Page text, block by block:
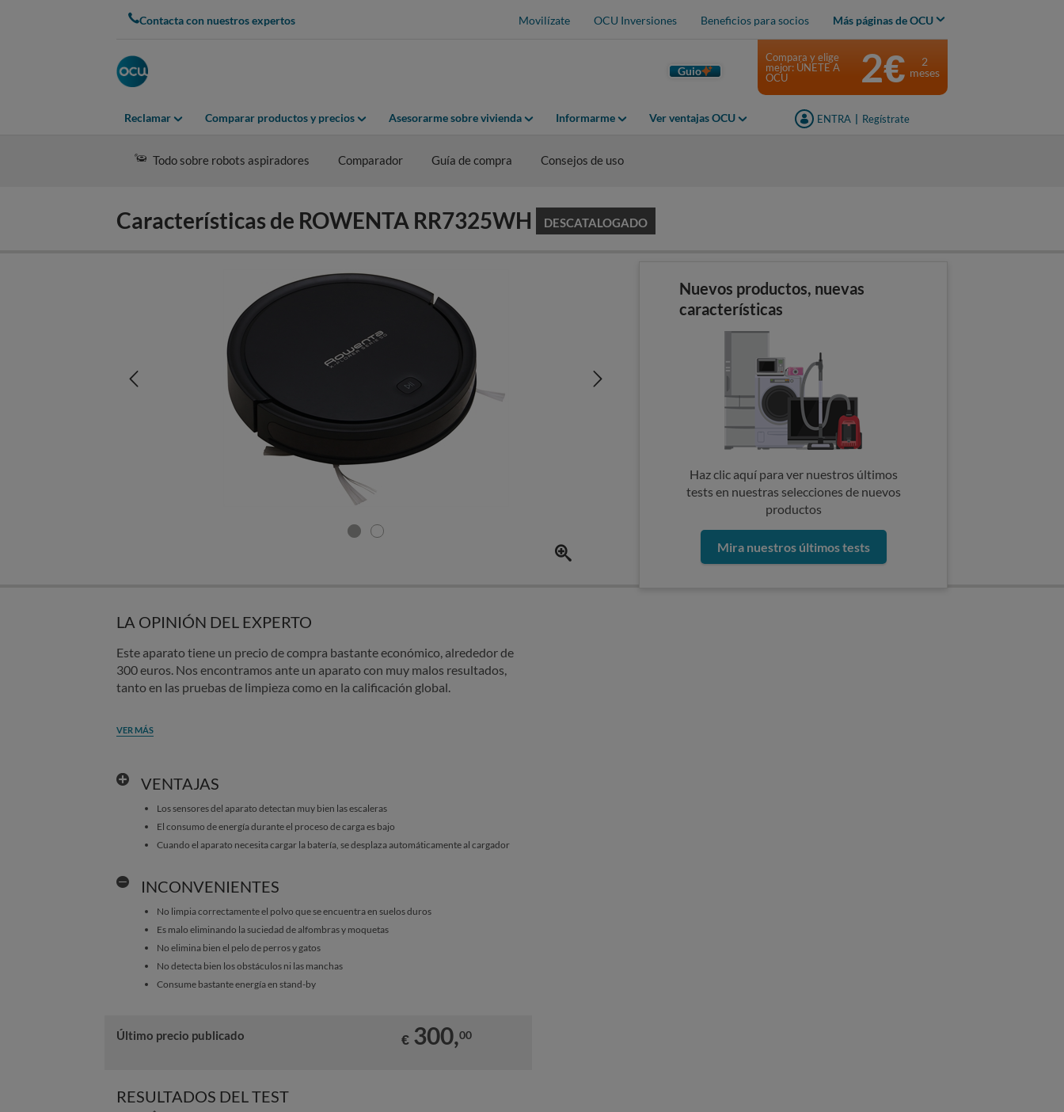
Contacta con nuestros expertos Movilízate OCU Inversiones Beneficios para socios Más páginas de OCU
Guio
Reclamar Comparar productos y precios Asesorarme sobre vivienda Informarme Ver ventajas OCU ENTRA Regístrate
Compara y elige
mejor: ÚNETE A
OCU
2€
2
meses
Todo sobre robots aspiradores Comparador Guía de compra Consejos de uso
Características de ROWENTA RR7325WH DESCATALOGADO
Nuevos productos, nuevas
características
Haz clic aquí para ver nuestros últimos
tests en nuestras selecciones de nuevos
productos
Mira nuestros últimos tests
LA OPINIÓN DEL EXPERTO
Este aparato tiene un precio de compra bastante económico, alrededor de
300 euros. Nos encontramos ante un aparato con muy malos resultados,
tanto en las pruebas de limpieza como en la calificación global.
VER MÁS
VENTAJAS
Los sensores del aparato detectan muy bien las escaleras
El consumo de energía durante el proceso de carga es bajo
Cuando el aparato necesita cargar la batería, se desplaza automáticamente al cargador
INCONVENIENTES
No limpia correctamente el polvo que se encuentra en suelos duros
Es malo eliminando la suciedad de alfombras y moquetas
No elimina bien el pelo de perros y gatos
No detecta bien los obstáculos ni las manchas
Consume bastante energía en stand-by
Último precio publicado € 300,00
RESULTADOS DEL TEST